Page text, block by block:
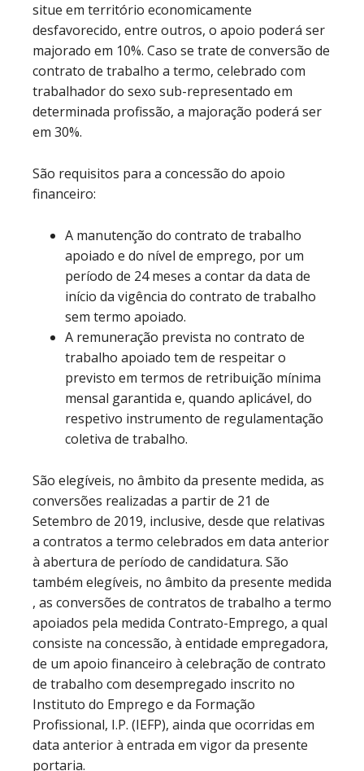
situe em território economicamente
desfavorecido, entre outros, o apoio poderá ser
majorado em 10%. Caso se trate de conversão de
contrato de trabalho a termo, celebrado com
trabalhador do sexo sub-representado em
determinada profissão, a majoração poderá ser
em 30%.
São requisitos para a concessão do apoio
financeiro:
A manutenção do contrato de trabalho
apoiado e do nível de emprego, por um
período de 24 meses a contar da data de
início da vigência do contrato de trabalho
sem termo apoiado.
A remuneração prevista no contrato de
trabalho apoiado tem de respeitar o
previsto em termos de retribuição mínima
mensal garantida e, quando aplicável, do
respetivo instrumento de regulamentação
coletiva de trabalho.
São elegíveis, no âmbito da presente medida, as
conversões realizadas a partir de 21 de
Setembro de 2019, inclusive, desde que relativas
a contratos a termo celebrados em data anterior
à abertura de período de candidatura. São
também elegíveis, no âmbito da presente medida
, as conversões de contratos de trabalho a termo
apoiados pela medida Contrato-Emprego, a qual
consiste na concessão, à entidade empregadora,
de um apoio financeiro à celebração de contrato
de trabalho com desempregado inscrito no
Instituto do Emprego e da Formação
Profissional, I.P. (IEFP), ainda que ocorridas em
data anterior à entrada em vigor da presente
portaria.